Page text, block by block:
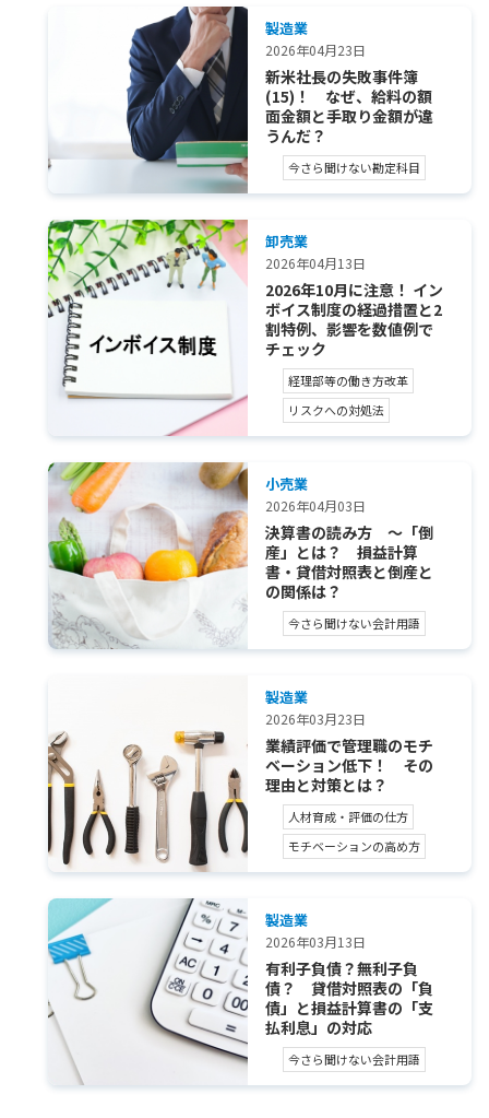
製造業
2026年04月23日
新米社長の失敗事件簿
(15)！ なぜ、給料の額
面金額と手取り金額が違
うんだ？
今さら聞けない勘定科目
卸売業
2026年04月13日
2026年10月に注意！ イン
ボイス制度の経過措置と2
割特例、影響を数値例で
チェック
経理部等の働き方改革
リスクへの対処法
小売業
2026年04月03日
決算書の読み方 ～「倒
産」とは？ 損益計算
書・貸借対照表と倒産と
の関係は？
今さら聞けない会計用語
製造業
2026年03月23日
業績評価で管理職のモチ
ベーション低下！ その
理由と対策とは？
人材育成・評価の仕方
モチベーションの高め方
製造業
2026年03月13日
有利子負債？無利子負
債？ 貸借対照表の「負
債」と損益計算書の「支
払利息」の対応
今さら聞けない会計用語